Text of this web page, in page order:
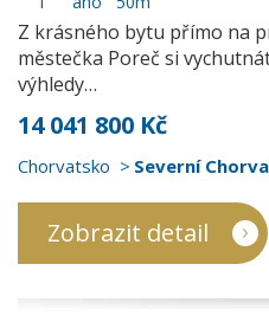
Z krásného bytu přímo na
městečka Poreč si
výhledy…
14 041 800 Kč
Chorvatsko Severní
Zobrazit detail